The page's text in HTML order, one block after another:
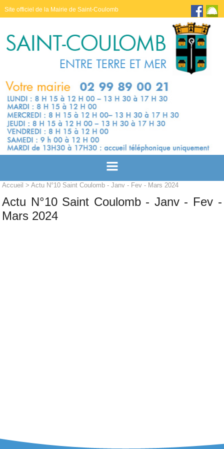
Site officiel de la Mairie de Saint-Coulomb
Accueil > Actu N°10 Saint Coulomb - Janv - Fev - Mars 2024
Actu N°10 Saint Coulomb - Janv - Fev -
Mars 2024